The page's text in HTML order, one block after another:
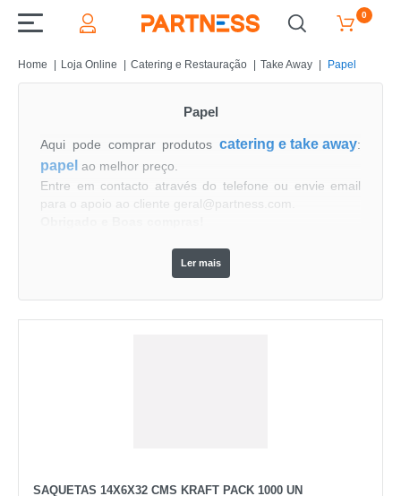
0
Home Loja Online Catering e Restauração Take Away Papel
Papel
Aqui pode comprar produtos catering e take away:
papel ao melhor preço.
Entre em contacto através do telefone ou envie email
para o apoio ao cliente geral@partness.com.
Ler mais
SAQUETAS 14X6X32 CMS KRAFT PACK 1000 UN